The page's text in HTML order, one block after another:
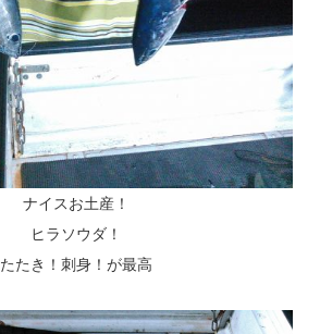
ナイスお土産！
ヒラソウダ！
たたき！刺身！が最高